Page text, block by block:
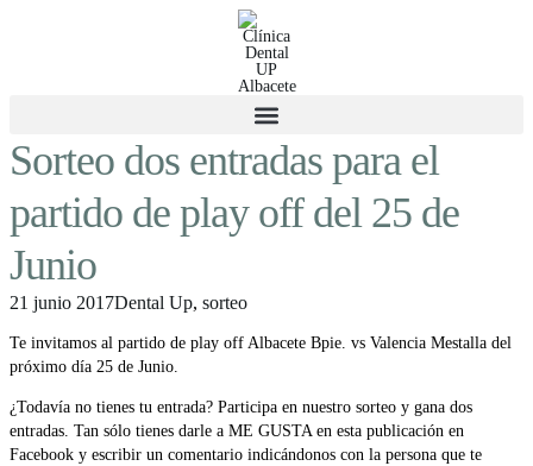
Sorteo dos entradas para el
partido de play off del 25 de
Junio
21 junio 2017Dental Up, sorteo
Te invitamos al partido de play off Albacete Bpie. vs Valencia Mestalla del
próximo día 25 de Junio.
¿Todavía no tienes tu entrada? Participa en nuestro sorteo y gana dos
entradas. Tan sólo tienes darle a ME GUSTA en esta publicación en
Facebook y escribir un comentario indicándonos con la persona que te